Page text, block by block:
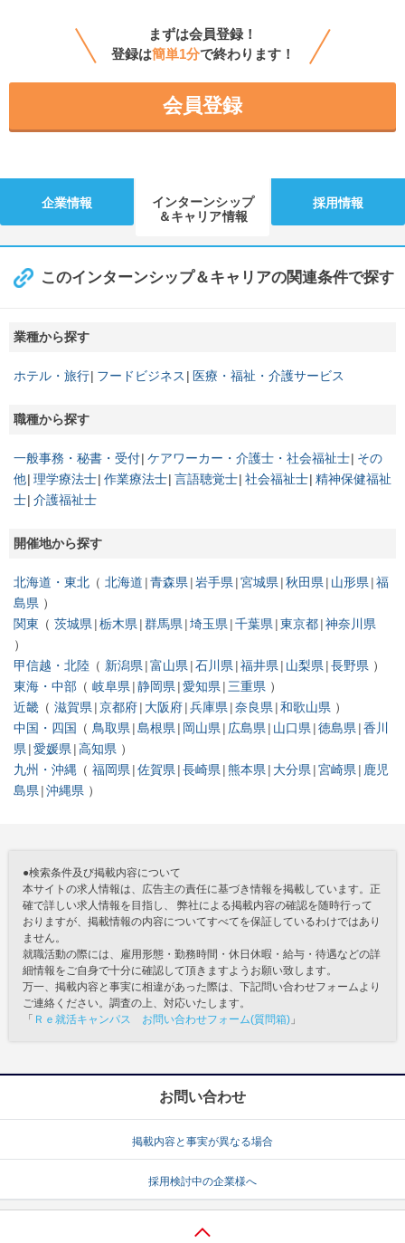
まずは会員登録！
登録は簡単1分で終わります！
会員登録
企業情報
インターンシップ
＆キャリア情報
採用情報
このインターンシップ＆キャリアの関連条件で探す
業種から探す
ホテル・旅行 フードビジネス 医療・福祉・介護サービス
職種から探す
一般事務・秘書・受付 ケアワーカー・介護士・社会福祉士 その
他 理学療法士 作業療法士 言語聴覚士 社会福祉士 精神保健福祉
士 介護福祉士
開催地から探す
北海道・東北 北海道 青森県 岩手県 宮城県 秋田県 山形県 福
島県
関東
茨城県 栃木県 群馬県 埼玉県 千葉県 東京都 神奈川県
甲信越・北陸 新潟県 富山県 石川県 福井県 山梨県 長野県
東海・中部
岐阜県 静岡県 愛知県
三重県
近畿
滋賀県 京都府 大阪府 兵庫県 奈良県 和歌山県
中国・四国
鳥取県 島根県 岡山県 広島県 山口県 徳島県 香川
県 愛媛県 高知県
九州・沖縄
福岡県 佐賀県 長崎県 熊本県 大分県 宮崎県
鹿児
島県 沖縄県
●検索条件及び掲載内容について
本サイトの求人情報は、広告主の責任に基づき情報を掲載しています。正
確で詳しい求人情報を目指し、 弊社による掲載内容の確認を随時行って
おりますが、掲載情報の内容についてすべてを保証しているわけではあり
ません。
就職活動の際には、雇用形態・勤務時間・休日休暇・給与・待遇などの詳
細情報をご自身で十分に確認して頂きますようお願い致します。
万一、掲載内容と事実に相違があった際は、下記問い合わせフォームより
ご連絡ください。調査の上、対応いたします。
「 Ｒｅ就活キャンパス お問い合わせフォーム(質問箱) 」
お問い合わせ
掲載内容と事実が異なる場合
採用検討中の企業様へ